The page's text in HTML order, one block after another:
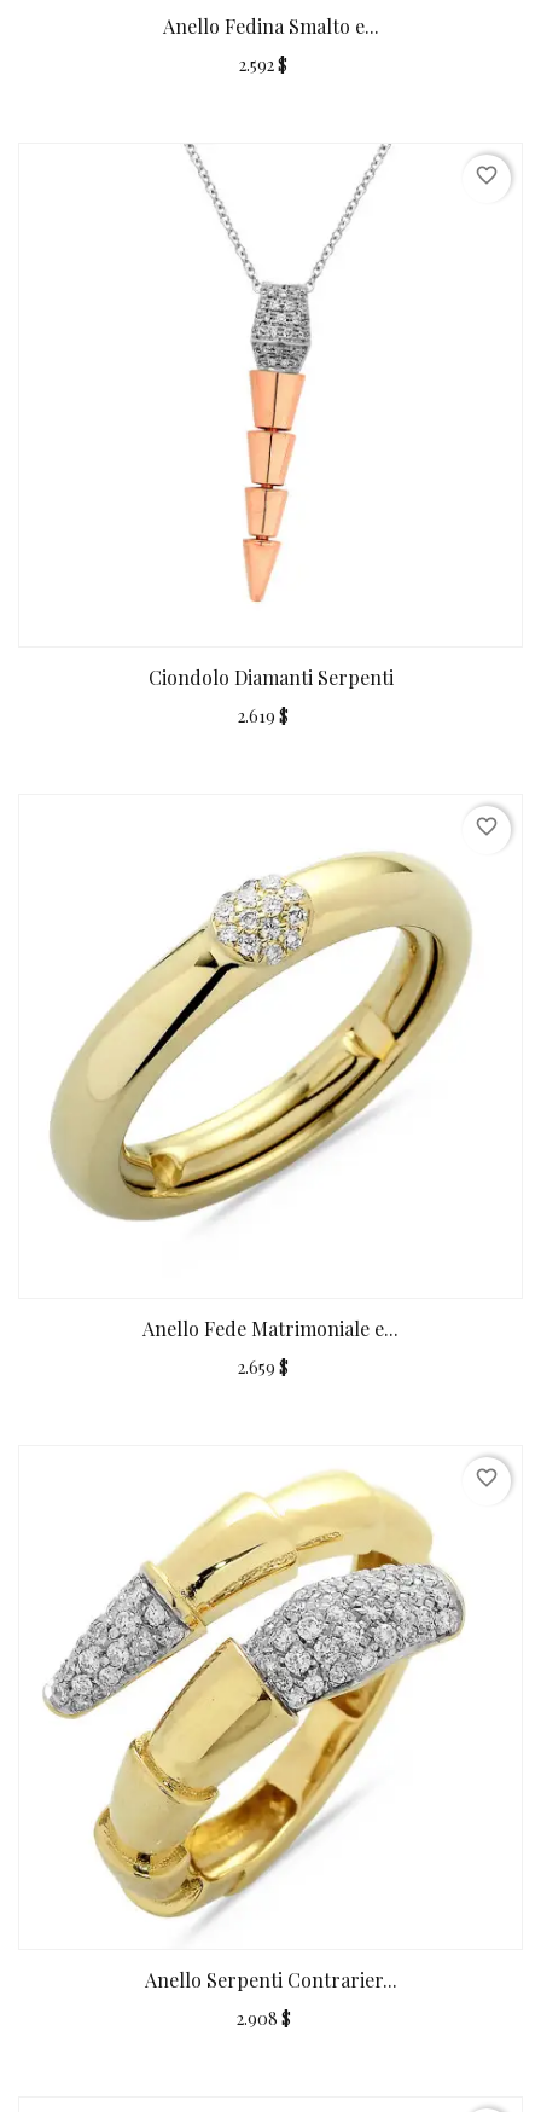
Anello Fedina Smalto e...
2.592 $
Ciondolo Diamanti Serpenti
2.619 $
favorite_border
Anello Fede Matrimoniale e...
2.659 $
favorite_border
Anello Serpenti Contrarier...
2.908 $
favorite_border